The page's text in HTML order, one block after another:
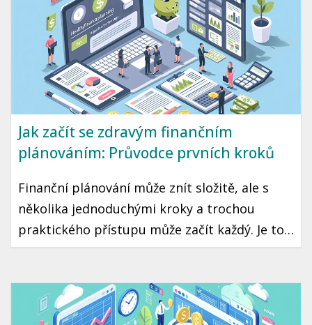
Jak začít se zdravým finančním
plánováním: Průvodce prvních kroků
Finanční plánování může znít složitě, ale s
několika jednoduchými kroky a trochou
praktického přístupu může začít každý. Je to
cesta ke klidné a stabilní budoucnosti, kde
Připravili jsme pro vás průvodce, který vám
pomůže začít se zdravým finančním